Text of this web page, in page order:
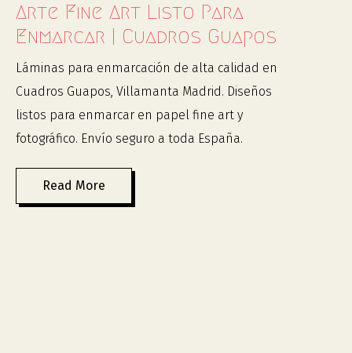
Arte Fine Art Listo Para
Enmarcar | Cuadros Guapos
Láminas para enmarcación de alta calidad en
Cuadros Guapos, Villamanta Madrid. Diseños
listos para enmarcar en papel fine art y
fotográfico. Envío seguro a toda España.
Read More